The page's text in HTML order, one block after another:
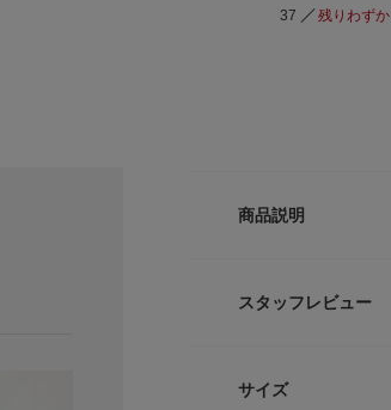
37 残りわずか
商品説明
つま先に程よいボ
履き口にはギャザ
スタッフレビュー
サイズ